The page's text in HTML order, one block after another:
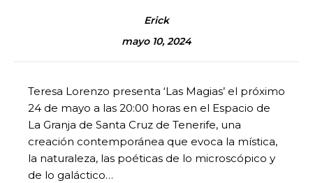
Erick
mayo 10, 2024
Teresa Lorenzo presenta ‘Las Magias’ el próximo
24 de mayo a las 20:00 horas en el Espacio de
La Granja de Santa Cruz de Tenerife, una
creación contemporánea que evoca la mística,
la naturaleza, las poéticas de lo microscópico y
de lo galáctico…